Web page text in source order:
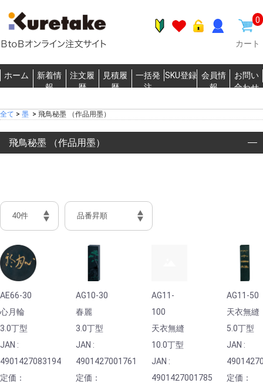
0
カート
ホーム
新着情
報
注文履
歴
見積履
歴
一括発
注
SKU登録 会員情
報
お問い
合わせ
全て > 墨 > 飛鳥秘墨 （作品用墨）
飛鳥秘墨 （作品用墨）
AE66-30
心月輪
3.0丁型
JAN :
4901427083194
定価：
AG10-30
春麗
3.0丁型
JAN :
4901427001761
定価：
AG11-
100
天衣無縫
10.0丁型
JAN :
4901427001785
AG11-50
天衣無縫
5.0丁型
JAN :
定価：